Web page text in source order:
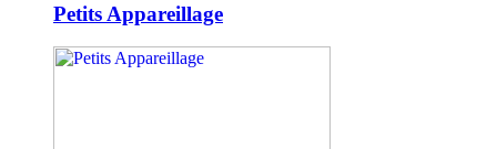
Petits Appareillage